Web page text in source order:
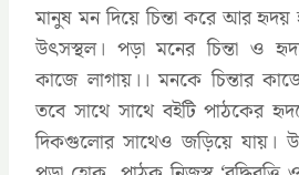
মানুষ মন দিয়ে চিন্তা করে আর হৃদয়
উৎসস্থল। পড়া মনের চিন্তা ও
কাজে লাগায়।। মনকে চিন্তার
তবে সাথে সাথে বইটি পাঠকের
দিকগুলোর সাথেও জড়িয়ে যায়।